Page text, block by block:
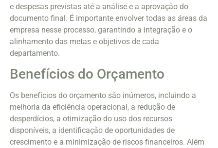
e despesas previstas até a análise e a aprovação do
documento final. É importante envolver todas as áreas da
empresa nesse processo, garantindo a integração e o
alinhamento das metas e objetivos de cada
departamento.
Benefícios do Orçamento
Os benefícios do orçamento são inúmeros, incluindo a
melhoria da eficiência operacional, a redução de
desperdícios, a otimização do uso dos recursos
disponíveis, a identificação de oportunidades de
crescimento e a minimização de riscos financeiros. Além